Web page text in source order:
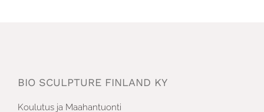
BIO SCULPTURE FINLAND KY
Koulutus ja Maahantuonti